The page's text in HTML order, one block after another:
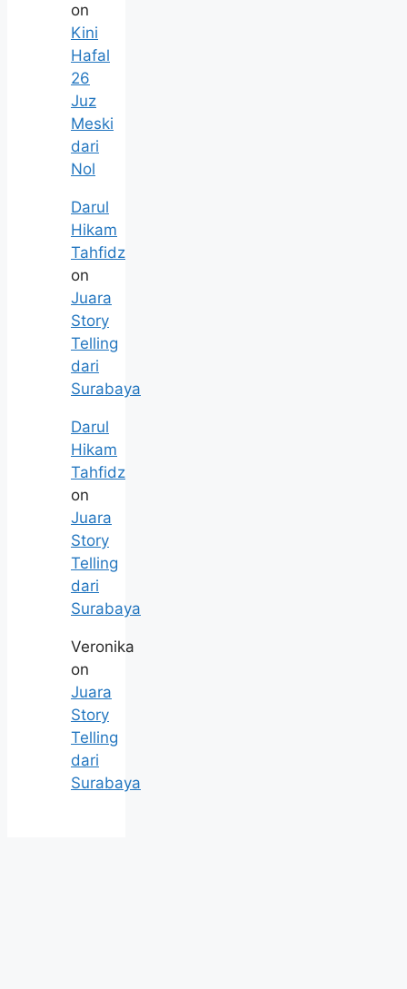
on
Kini
Hafal
26
Juz
Meski
dari
Nol
Darul
Hikam
Tahfidz
on
Juara
Story
Telling
dari
Surabaya
Darul
Hikam
Tahfidz
on
Juara
Story
Telling
dari
Surabaya
Veronika
on
Juara
Story
Telling
dari
Surabaya